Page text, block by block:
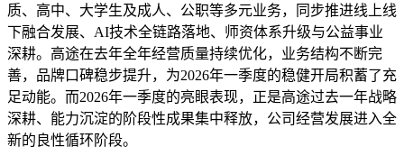
质、高中、大学生及成人、公职等多元业务，同步推进线上线
下融合发展、AI技术全链路落地、师资体系升级与公益事业
深耕。高途在去年全年经营质量持续优化，业务结构不断完
善，品牌口碑稳步提升，为2026年一季度的稳健开局积蓄了充
足动能。而2026年一季度的亮眼表现，正是高途过去一年战略
深耕、能力沉淀的阶段性成果集中释放，公司经营发展进入全
新的良性循环阶段。